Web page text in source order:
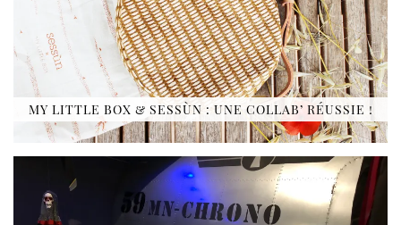
MY LITTLE BOX & SESSÙN : UNE COLLAB’ RÉUSSIE !